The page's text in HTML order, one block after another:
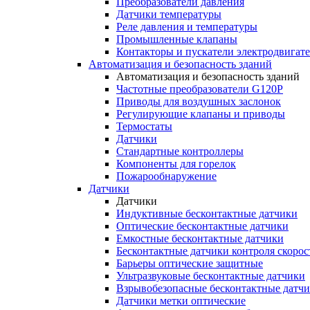
Датчики температуры
Реле давления и температуры
Промышленные клапаны
Контакторы и пускатели
Автоматизация и безопасность зданий
Автоматизация и безопасность зданий
Частотные преобразователи G120P
Приводы для воздушных заслонок
Регулирующие клапаны и приводы
Термостаты
Датчики
Стандартные контроллеры
Компоненты для горелок
Пожарообнаружение
Датчики
Датчики
Индуктивные бесконтактные датчики
Оптические бесконтактные датчики
Емкостные бесконтактные датчики
Бесконтактные датчики контроля
Барьеры оптические защитные
Ультразвуковые бесконтактные датчики
Взрывобезопасные бесконтактные
Датчики метки оптические